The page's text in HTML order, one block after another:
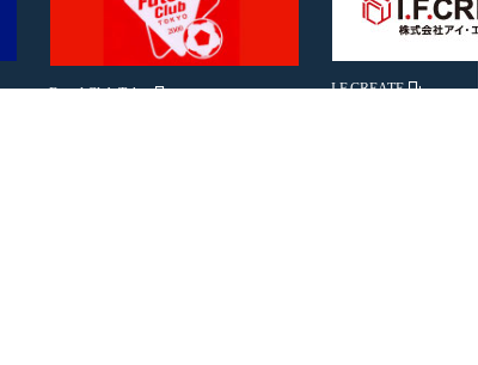
Futsal Club Tokyo I.F.CREATE